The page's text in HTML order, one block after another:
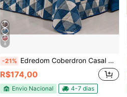
8
-21% Edredom Coberdron Casal Queen 400 Fios 3 Peças
R$174,00
Envio Nacional 4-7 dias